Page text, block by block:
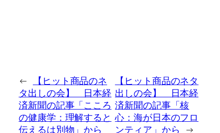
←
【ヒット商品のネ
タ出しの会】 日本経
済新聞の記事「こころ
の健康学：理解すると
伝えるは別物」から
【ヒット商品のネタ
出しの会】 日本経
済新聞の記事「核
心：海が日本のフロ
ンティア」から →